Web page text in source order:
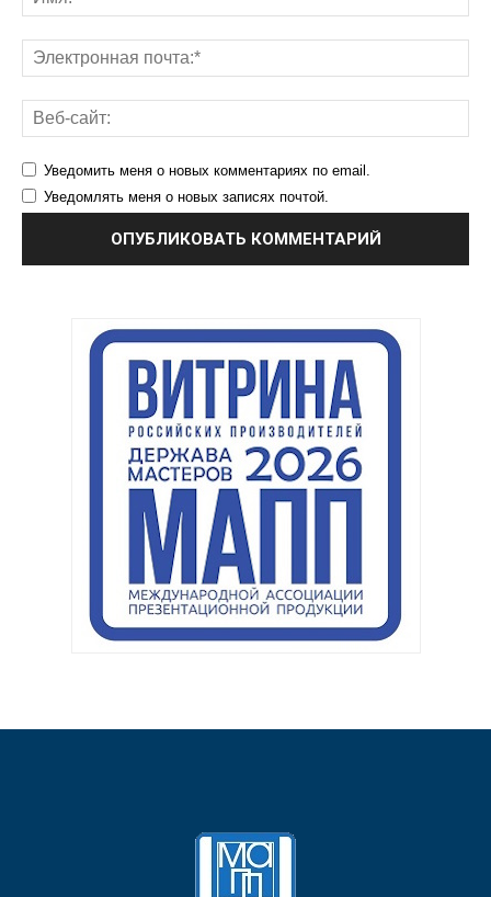
Уведомить меня о новых комментариях по email.
Уведомлять меня о новых записях почтой.